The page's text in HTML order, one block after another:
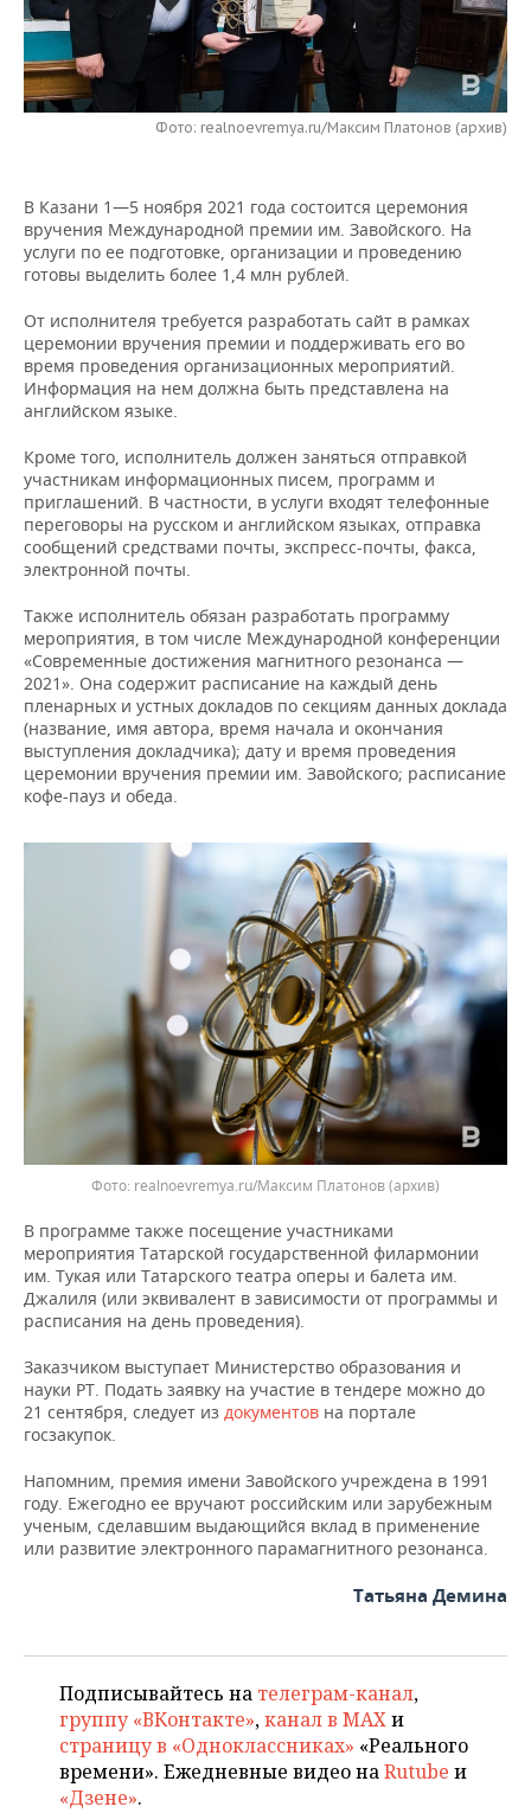
НЕФТЕХИМИЯ
НЕФТЬ
ОПК
РОЗНИЧНАЯ ТОРГОВЛЯ
ТРАНСПОРТ
НОВОСТИ ТЕХНОЛОГИЙ
IT
ТЕЛЕКОММУНИКАЦИИ
МЕРОПРИЯТИЯ
НОВОСТИ МЕРОПРИЯТИЙ
БИЗНЕС-БРАНЧИ
ONLINE-КОНФЕРЕНЦИИ
ОТКРЫТАЯ ЛЕКЦИЯ
СПОРТ
ФУТБОЛ
ХОККЕЙ
БАСКЕТБОЛ
ВОЛЕЙБОЛ
ФИГУРНОЕ КАТАНИЕ
ВОДНЫЕ ВИДЫ СПОРТА
НОВОСТИ ОБЩЕСТВА
ВЛАСТЬ
ИНФРАСТРУКТУРА
ИСТОРИЯ
МЕДИЦИНА
ОБРАЗОВАНИЕ
ФОТОГАЛЕРЕЯ
СЮЖЕТЫ
СПРАВОЧНИК
СПИСОК ПЕРСОН
ПОЛНАЯ ВЕРСИЯ
Фото: realnoevremya.ru/Максим Платонов (архив)
В Казани 1—5 ноября 2021 года состоится церемония
вручения Международной премии им. Завойского. На
услуги по ее подготовке, организации и проведению
готовы выделить более 1,4 млн рублей.
От исполнителя требуется разработать сайт в рамках
церемонии вручения премии и поддерживать его во
время проведения организационных мероприятий.
Информация на нем должна быть представлена на
английском языке.
Кроме того, исполнитель должен заняться отправкой
участникам информационных писем, программ и
приглашений. В частности, в услуги входят телефонные
переговоры на русском и английском языках, отправка
сообщений средствами почты, экспресс-почты, факса,
электронной почты.
Также исполнитель обязан разработать программу
мероприятия, в том числе Международной конференции
«Современные достижения магнитного резонанса —
2021». Она содержит расписание на каждый день
пленарных и устных докладов по секциям данных доклада
(название, имя автора, время начала и окончания
выступления докладчика); дату и время проведения
церемонии вручения премии им. Завойского; расписание
кофе-пауз и обеда.
realnoevremya.ru/Максим Платонов(архив)
В программе также посещение участниками
мероприятия Татарской государственной филармонии
им. Тукая или Татарского театра оперы и балета им.
Джалиля (или эквивалент в зависимости от программы и
расписания на день проведения).
Заказчиком выступает Министерство образования и
науки РТ. Подать заявку на участие в тендере можно до
21 сентября, следует из документов на портале
госзакупок.
Напомним, премия имени Завойского учреждена в 1991
году. Ежегодно ее вручают российским или зарубежным
ученым, сделавшим выдающийся вклад в применение
или развитие электронного парамагнитного резонанса.
Татьяна Демина
Подписывайтесь на телеграм-канал,
группу «ВКонтакте»,канал в MAXи
страницу в «Одноклассниках» «Реального
времени». Ежедневные видео наRutube и
«Дзене».